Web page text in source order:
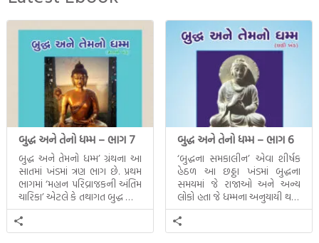
બુદ્ધ અને તેનો ધમ્મ – ભાગ 7
બુદ્ધ અને તેમનો ધમ્મ’ ગ્રંથના આ
સાતમાં ખંડમાં ત્રણ ભાગ છે. પ્રથમ
ભાગમાં ‘મહાન પરિવ્રાજકની અંતિમ
ચારિકા’ એટલે કે તથાગત બુદ્ધ સાથે
સતત પરિભ્રમણ કરતા સહચારીઓ
સાથે ફરી એકવારની
મુલાકાત, બીજા ભાગમાં તથાગતે
બુદ્ધ અને તેનો ધમ્મ – ભાગ 6
‘બુદ્ધના સમકાલીન’ એવા શીર્ષક
હેઠળ આ છઠ્ઠા ખંડમાં બુદ્ધના
સમયમાં જે રાજાઓ અને અન્ય
લોકો હતા જે ધમ્મના અનુયાયી થયા.
તેમનો અને બુદ્ધ વચ્ચે થયેલો
સત્સંગ વીશે જાણકારી મળે છે.